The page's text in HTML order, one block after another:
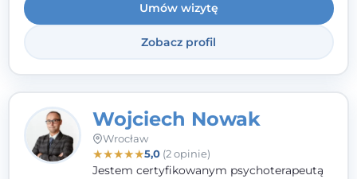
Umów wizytę
Zobacz profil
Wojciech Nowak
Wrocław
★★★★★5,0(2 opinie)
Jestem certyfikowanym psychoterapeutą